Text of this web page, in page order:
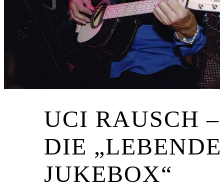
UCI RAUSCH –
DIE „LEBENDE
JUKEBOX“